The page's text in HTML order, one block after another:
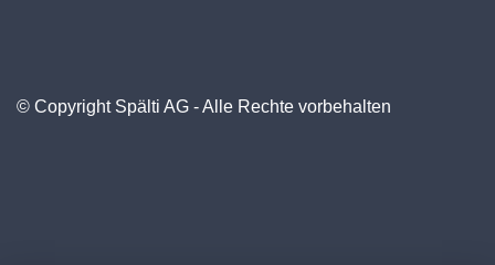
© Copyright Spälti AG - Alle Rechte vorbehalten